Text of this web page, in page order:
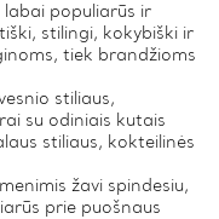
labai populiarūs ir
stilingi, kokybiški ir
tiek brandžioms
stiliaus,
su odiniais kutais
stiliaus, kokteilinės
žavi spindesiu,
prie puošnaus